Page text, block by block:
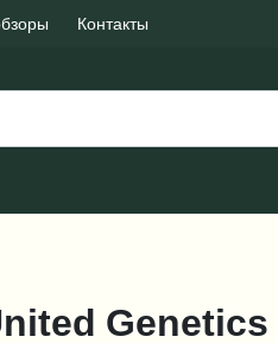
Контакты
Genetics